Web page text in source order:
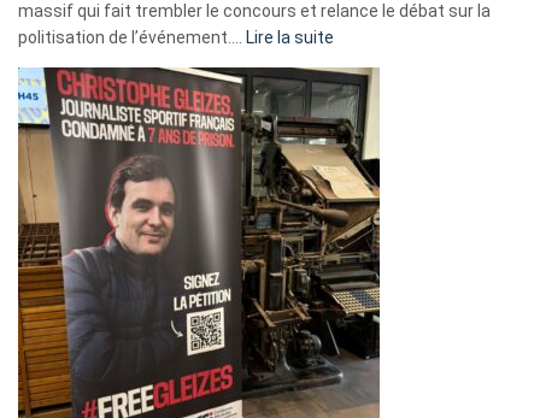
massif qui fait trembler le concours et relance le débat sur la
politisation de l’événement.… Lire la suite
Eurovision
2026
:
Pays-
Bas,
Espagne,
Irlande
et
Slovénie
rejettent
la
présence
d’Israël